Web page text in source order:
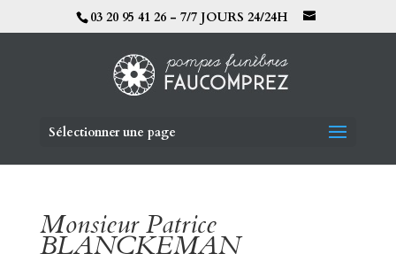
03 20 95 41 26 - 7/7 JOURS 24/24H
Sélectionner une page
Monsieur Patrice
BLANCKEMAN